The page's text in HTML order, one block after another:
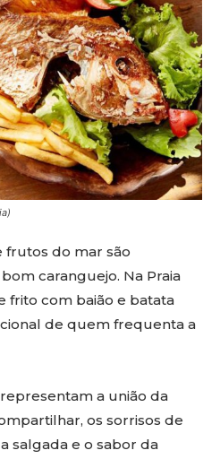
frutos do mar são
caranguejo. Na Praia
frito com baião e batata
de quem frequenta a
a união da
os sorrisos de
salgada e o sabor da